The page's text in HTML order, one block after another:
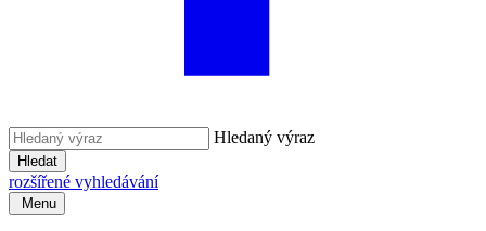
Hledaný výraz
Hledat
rozšířené vyhledávání
Menu